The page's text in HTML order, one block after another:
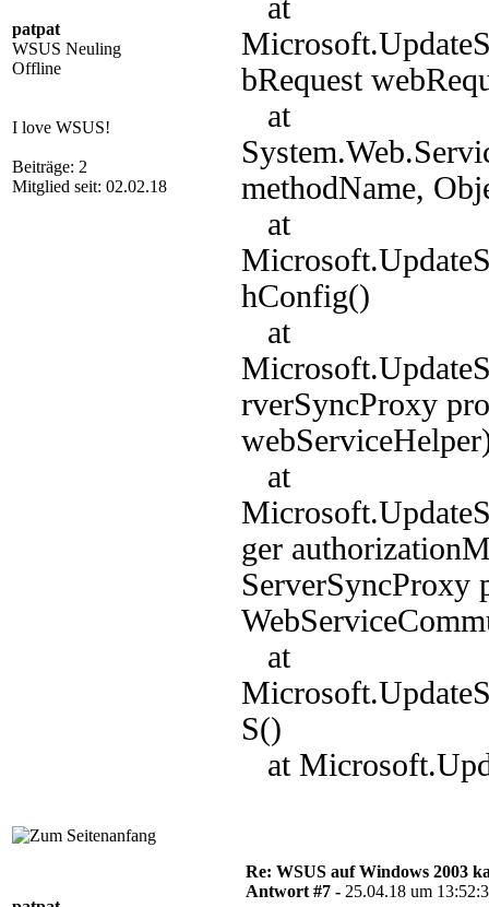
patpat
WSUS Neuling
Offline
I love WSUS!
Beiträge: 2
Mitglied seit: 02.02.18
at
bRequest
at
methodName,
at
hConfig()
at
rverSyncProxy
at
ger
ServerSyncProxy
at
S()
at
Re: WSUS auf Windows 2003
Antwort #7 - 25.04.18 um